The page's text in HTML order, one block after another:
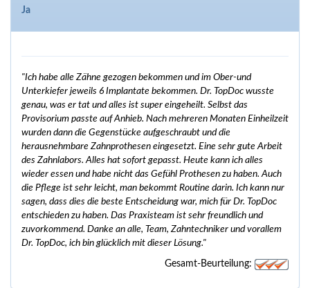
Ja
"Ich habe alle Zähne gezogen bekommen und im Ober-und
Unterkiefer jeweils 6 Implantate bekommen. Dr. TopDoc wusste
genau, was er tat und alles ist super eingeheilt. Selbst das
Provisorium passte auf Anhieb. Nach mehreren Monaten Einheilzeit
wurden dann die Gegenstücke aufgeschraubt und die
herausnehmbare Zahnprothesen eingesetzt. Eine sehr gute Arbeit
des Zahnlabors. Alles hat sofort gepasst. Heute kann ich alles
wieder essen und habe nicht das Gefühl Prothesen zu haben. Auch
die Pflege ist sehr leicht, man bekommt Routine darin. Ich kann nur
sagen, dass dies die beste Entscheidung war, mich für Dr. TopDoc
entschieden zu haben. Das Praxisteam ist sehr freundlich und
zuvorkommend. Danke an alle, Team, Zahntechniker und vorallem
Dr. TopDoc, ich bin glücklich mit dieser Lösung."
Gesamt-Beurteilung: